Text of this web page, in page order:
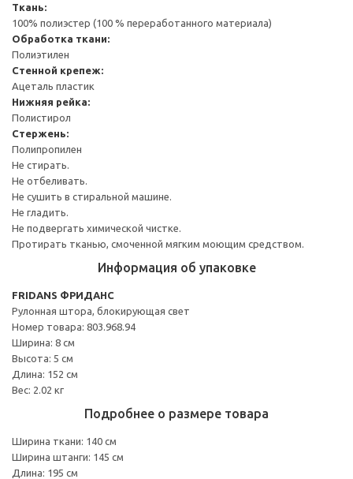
Ткань:
100% полиэстер (100 % переработанного материала)
Обработка ткани:
Полиэтилен
Стенной крепеж:
Ацеталь пластик
Нижняя рейка:
Полистирол
Стержень:
Полипропилен
Не стирать.
Не отбеливать.
Не сушить в стиральной машине.
Не гладить.
Не подвергать химической чистке.
Протирать тканью, смоченной мягким моющим средством.
Информация об упаковке
FRIDANS ФРИДАНС
Рулонная штора, блокирующая свет
Номер товара: 803.968.94
Ширина: 8 см
Высота: 5 см
Длина: 152 см
Вес: 2.02 кг
Подробнее о размере товара
Ширина ткани: 140 см
Ширина штанги: 145 см
Длина: 195 см